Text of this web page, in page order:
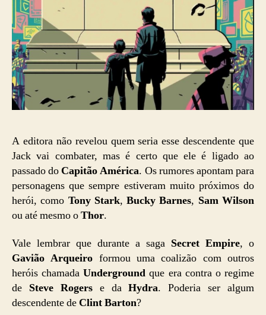
A editora não revelou quem seria esse descendente que
Jack vai combater, mas é certo que ele é ligado ao
passado do Capitão América. Os rumores apontam para
personagens que sempre estiveram muito próximos do
herói, como Tony Stark,Bucky Barnes, Sam Wilson
ou até mesmo oThor.
Vale lembrar que durante a saga Secret Empire, o
Gavião Arqueiro formou uma coalizão com outros
heróis chamadaUnderground que era contra o regime
de Steve Rogerse daHydra. Poderia ser algum
descendente de Clint Barton?